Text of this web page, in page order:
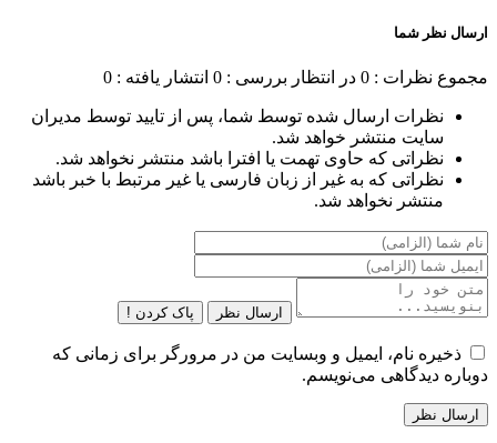
ارسال نظر شما
مجموع نظرات : 0 در انتظار بررسی : 0 انتشار یافته : 0
نظرات ارسال شده توسط شما، پس از تایید توسط مدیران
سایت منتشر خواهد شد.
نظراتی که حاوی تهمت یا افترا باشد منتشر نخواهد شد.
نظراتی که به غیر از زبان فارسی یا غیر مرتبط با خبر باشد
منتشر نخواهد شد.
ارسال نظر پاک کردن !
ذخیره نام، ایمیل و وبسایت من در مرورگر برای زمانی که
دوباره دیدگاهی می‌نویسم.